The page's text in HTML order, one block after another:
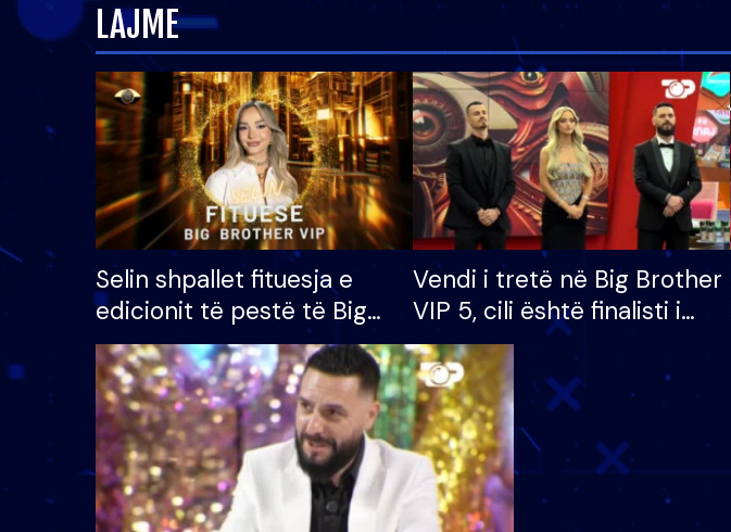
LAJME
Selin shpallet fituesja e
edicionit të pestë të Big
Brother VIP, rrëmben
çmimin e madh prej 100
mijë eurosh
Vendi i tretë në Big Brother
VIP 5, cili është finalisti i
radhës që lë shtëpinë